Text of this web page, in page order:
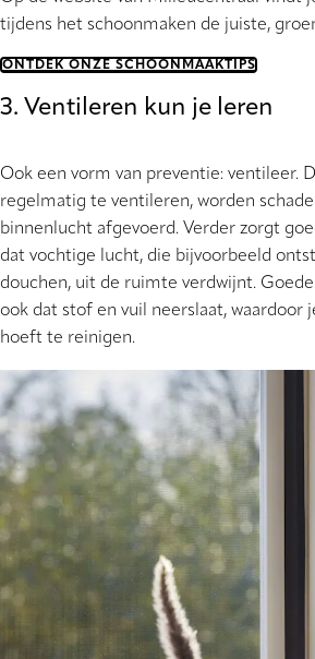
tijdens het schoonmaken de juiste,
ONTDEK ONZE SCHOONMAAKTIPS
3. Ventileren kun je leren
Ook een vorm van preventie: ventileer.
regelmatig te ventileren, worden
binnenlucht afgevoerd. Verder zorgt
dat vochtige lucht, die bijvoorbeeld
douchen, uit de ruimte verdwijnt.
ook dat stof en vuil neerslaat, waardoor
hoeft te reinigen.